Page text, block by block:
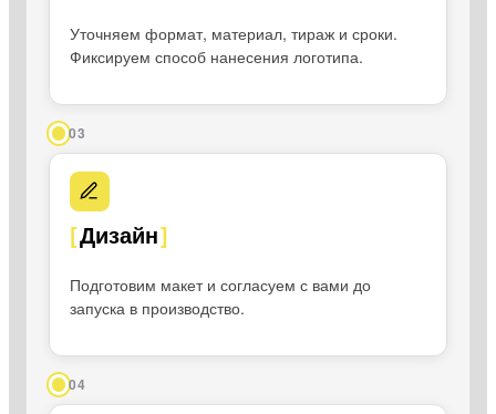
Уточняем формат, материал, тираж и сроки.
Фиксируем способ нанесения логотипа.
03
Дизайн
Подготовим макет и согласуем с вами до
запуска в производство.
04